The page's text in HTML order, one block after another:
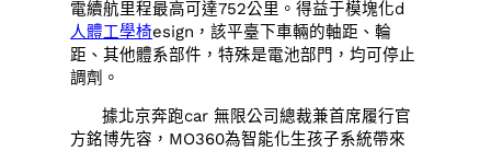
電續航里程最高可達752公里。得益于模塊化d
人體工學椅esign，該平臺下車輛的軸距、輪
距、其他體系部件，特殊是電池部門，均可停止
調劑。
據北京奔跑car 無限公司總裁兼首席履行官
方銘博先容，MO360為智能化生孩子系統帶來